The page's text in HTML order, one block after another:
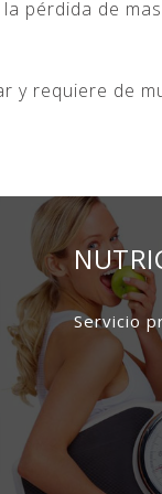
pérdida de
y requiere de
Servicio